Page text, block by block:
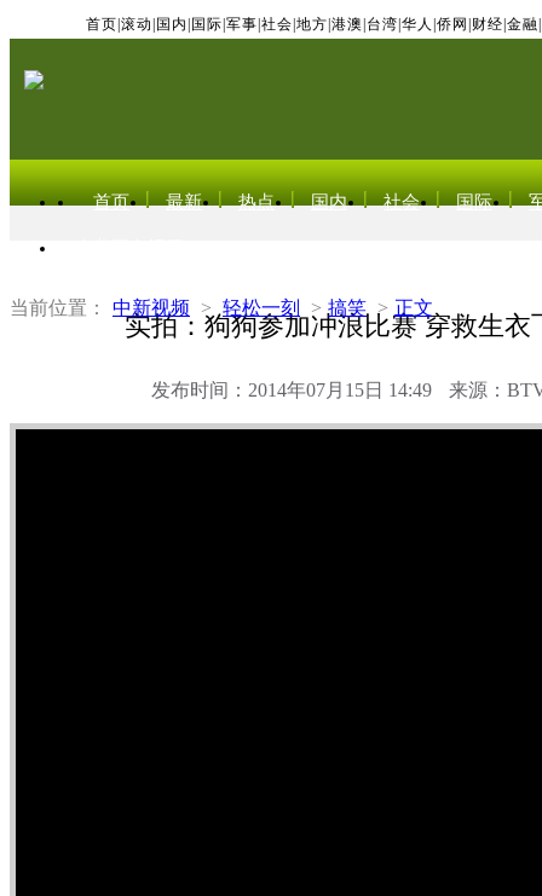
首页 滚动 国内 国际 军事 社会 地方 港澳 台湾 华人 侨网 财经 金融
首页 最新 热点 国内 社会 国际
当前位置： 中新视频 > 轻松一刻 > 搞笑 > 正文
实拍：狗狗参加冲浪比赛 穿救生衣
发布时间：2014年07月15日 14:49 来源：